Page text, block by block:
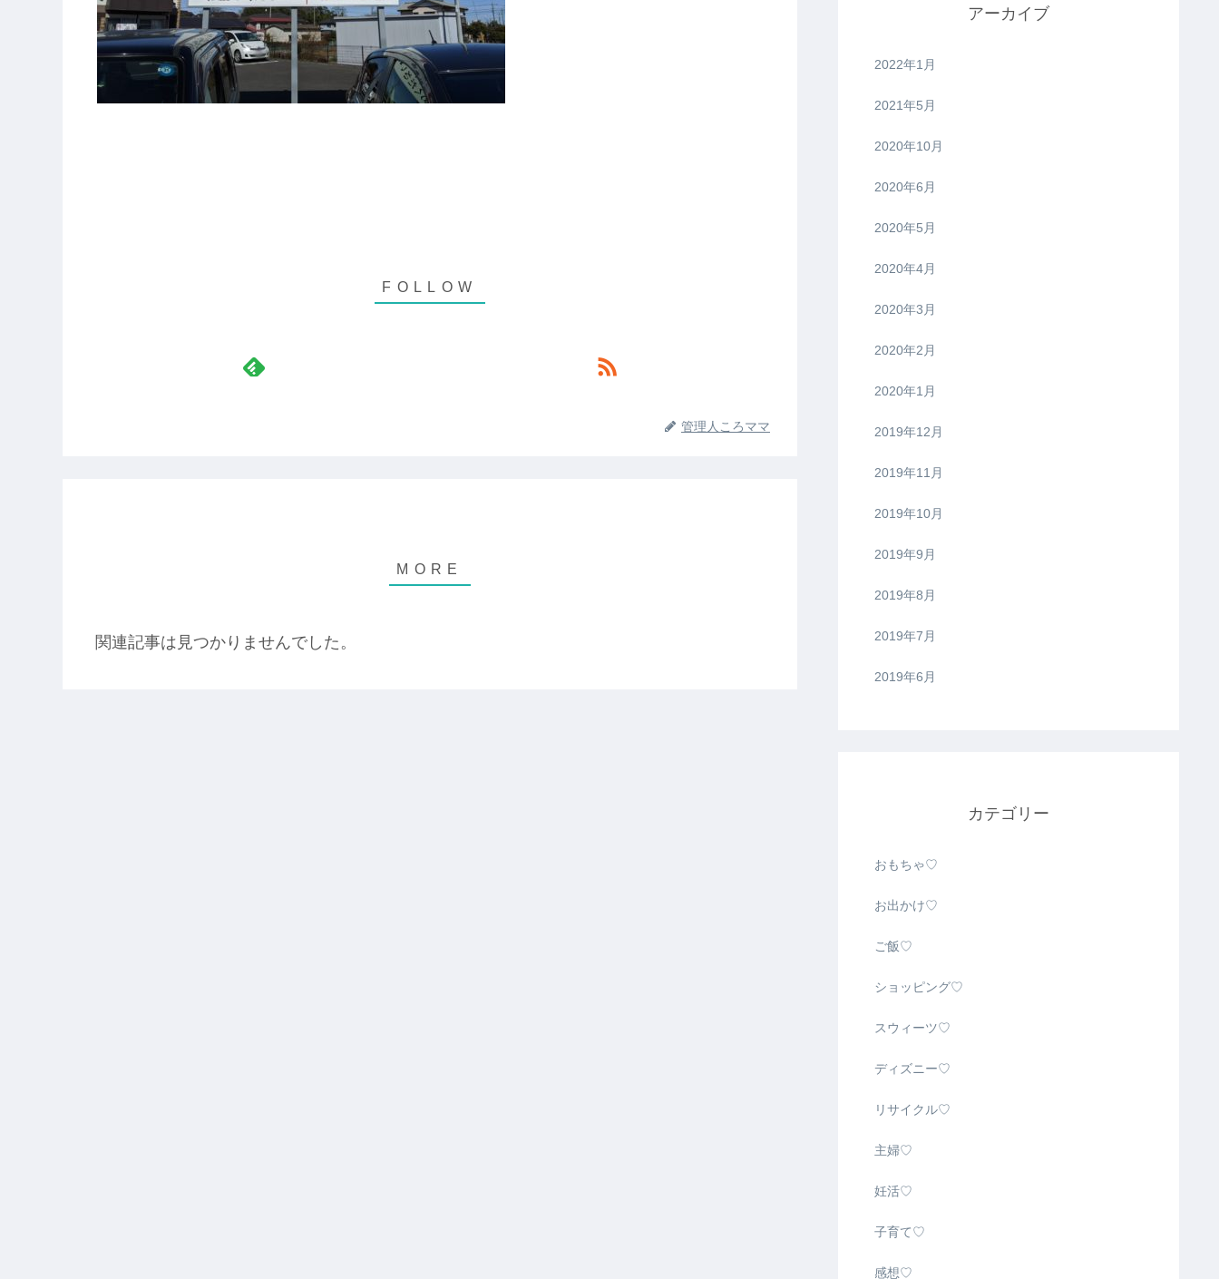
管理人ころママ
関連記事は見つかりませんでした。
アーカイブ
2022年1月
2021年5月
2020年10月
2020年6月
2020年5月
2020年4月
2020年3月
2020年2月
2020年1月
2019年12月
2019年11月
2019年10月
2019年9月
2019年8月
2019年7月
2019年6月
カテゴリー
おもちゃ♡
お出かけ♡
ご飯♡
ショッピング♡
スウィーツ♡
ディズニー♡
リサイクル♡
主婦♡
妊活♡
子育て♡
感想♡